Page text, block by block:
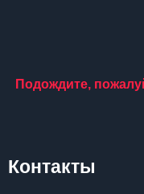
Подождите,
Контакты